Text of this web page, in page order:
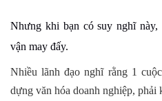
Nhưng khi bạn có suy nghĩ
vận may đấy.
Nhiều lãnh đạo nghĩ rằng 1
dựng văn hóa doanh nghiệp, phải